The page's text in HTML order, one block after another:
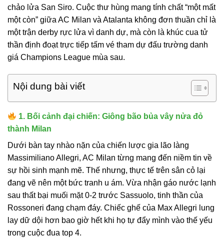
chảo lửa San Siro. Cuộc thư hùng mang tính chất “một mất
một còn” giữa AC Milan và Atalanta không đơn thuần chỉ là
một trận derby rực lửa vì danh dự, mà còn là khúc cua tử
thần định đoạt trực tiếp tấm vé tham dự đấu trường danh
giá Champions League mùa sau.
Nội dung bài viết
1. Bối cảnh đại chiến: Giông bão bủa vây nửa đỏ
thành Milan
Dưới bàn tay nhào nặn của chiến lược gia lão làng
Massimiliano Allegri, AC Milan từng mang đến niềm tin về
sự hồi sinh mạnh mẽ. Thế nhưng, thực tế trên sân cỏ lại
đang vẽ nên một bức tranh u ám. Vừa nhận gáo nước lạnh
sau thất bại muối mặt 0-2 trước Sassuolo, tinh thần của
Rossoneri đang chạm đáy. Chiếc ghế của Max Allegri lung
lay dữ dội hơn bao giờ hết khi họ tự đẩy mình vào thế yếu
trong cuộc đua top 4.